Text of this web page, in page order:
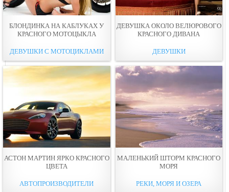
БЛОНДИНКА НА КАБЛУКАХ У
КРАСНОГО МОТОЦЫКЛА
ДЕВУШКИ С МОТОЦИКЛАМИ
ДЕВУШКА ОКОЛО ВЕЛЮРОВОГО
КРАСНОГО ДИВАНА
ДЕВУШКИ
АСТОН МАРТИН ЯРКО КРАСНОГО
ЦВЕТА
АВТОПРОИЗВОДИТЕЛИ
МАЛЕНЬКИЙ ШТОРМ КРАСНОГО
МОРЯ
РЕКИ, МОРЯ И ОЗЕРА